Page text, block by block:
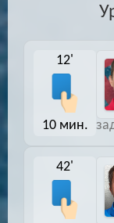
12'
10 мин.
42'